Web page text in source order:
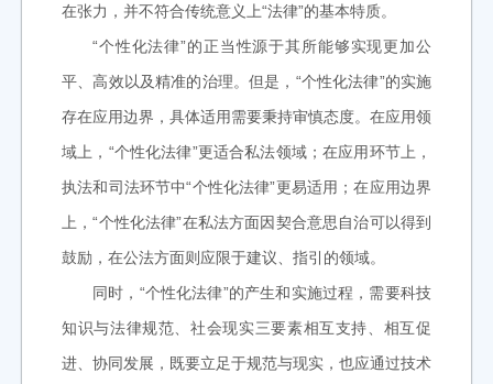
在张力，并不符合传统意义上“法律”的基本特质。
“个性化法律”的正当性源于其所能够实现更加公
平、高效以及精准的治理。但是，“个性化法律”的实施
存在应用边界，具体适用需要秉持审慎态度。在应用领
域上，“个性化法律”更适合私法领域；在应用环节上，
执法和司法环节中“个性化法律”更易适用；在应用边界
上，“个性化法律”在私法方面因契合意思自治可以得到
鼓励，在公法方面则应限于建议、指引的领域。
同时，“个性化法律”的产生和实施过程，需要科技
知识与法律规范、社会现实三要素相互支持、相互促
进、协同发展，既要立足于规范与现实，也应通过技术